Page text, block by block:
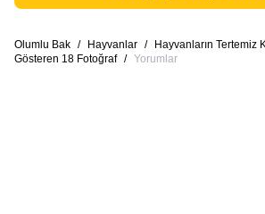
Olumlu Bak / Hayvanlar /
Hayvanların Tertemiz
Gösteren 18 Fotoğraf / Yorumlar